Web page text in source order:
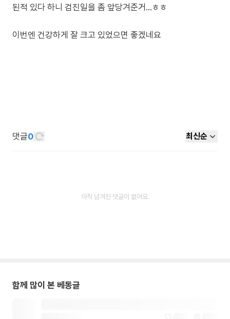
된적 있다 하니 검진일을 좀 앞당겨준거...ㅎㅎ
이번엔 건강하게 잘 크고 있었으면 좋겠네요
댓글0 최신순
아직 남겨진 댓글이 없어요.
함께 많이 본 베동글